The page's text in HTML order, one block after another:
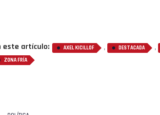
este artículo: AXEL KICILLOF , DESTACADA ,
ZONA FRÍA